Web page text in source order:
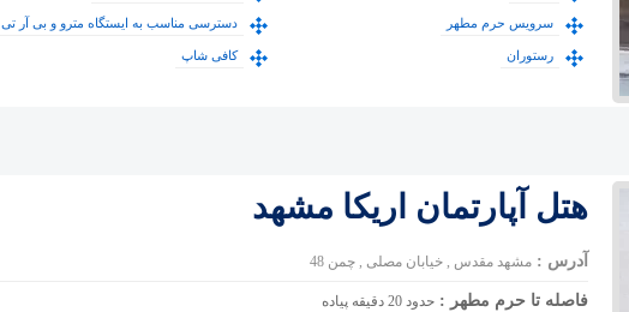
سرویس حرم مطهر دسترسی مناسب به ایستگاه مترو و بی آر تی
رستوران کافی شاپ
هتل آپارتمان اریکا مشهد
آدرس :مشهد مقدس , خیابان مصلی , چمن 48
فاصله تا حرم مطهر :حدود 20 دقیقه پیاده